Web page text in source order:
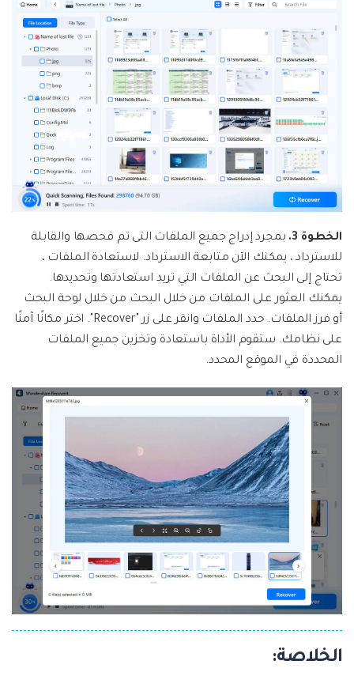
الخطوة 3.
بمجرد إدراج جميع الملفات التى تم فحصها والقابلة
للاسترداد ، يمكنك الآن متابعة الاسترداد. لاستعادة الملفات ،
تحتاج إلى البحث عن الملفات التي تريد استعادتها وتحديدها.
يمكنك العثور على الملفات من خلال البحث من خلال لوحة البحث
أو فرز الملفات. حدد الملفات وانقر على زر "Recover". اختر مكانًا آمنًا
على نظامك. ستقوم الأداة باستعادة وتخزين جميع الملفات
المحددة في الموقع المحدد.
الخلاصة: